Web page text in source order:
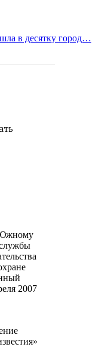
в десятку город…
Южному
2007